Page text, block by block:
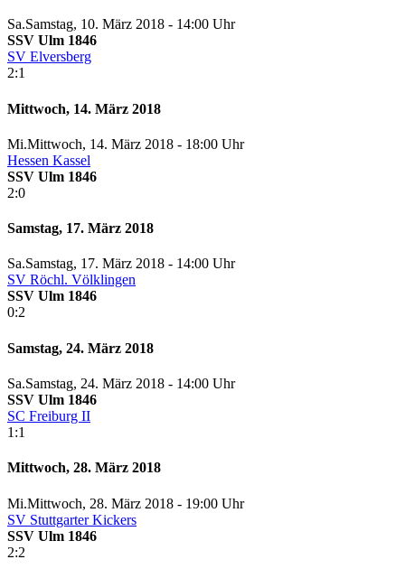
Sa.Samstag, 10. März 2018 - 14:00 Uhr
SSV Ulm 1846
SV Elversberg
2:1
Mittwoch, 14. März 2018
Mi.Mittwoch, 14. März 2018 - 18:00 Uhr
Hessen Kassel
SSV Ulm 1846
2:0
Samstag, 17. März 2018
Sa.Samstag, 17. März 2018 - 14:00 Uhr
SV Röchl. Völklingen
SSV Ulm 1846
0:2
Samstag, 24. März 2018
Sa.Samstag, 24. März 2018 - 14:00 Uhr
SSV Ulm 1846
SC Freiburg II
1:1
Mittwoch, 28. März 2018
Mi.Mittwoch, 28. März 2018 - 19:00 Uhr
SV Stuttgarter Kickers
SSV Ulm 1846
2:2